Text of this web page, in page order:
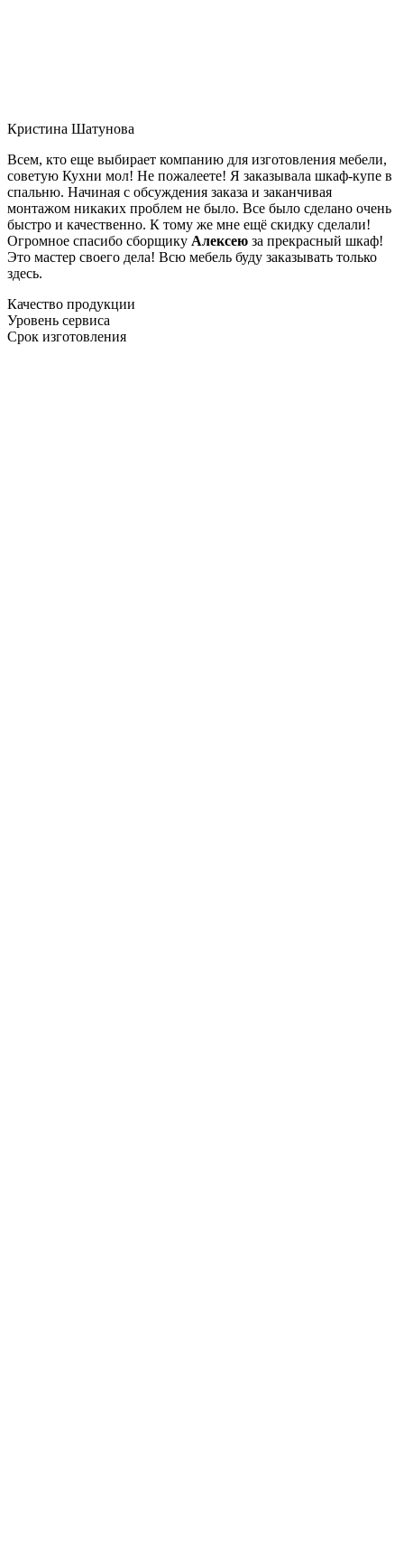
Кристина Шатунова
Всем, кто еще выбирает компанию для изготовления мебели,
советую Кухни мол! Не пожалеете! Я заказывала шкаф-купе в
спальню. Начиная с обсуждения заказа и заканчивая
монтажом никаких проблем не было. Все было сделано очень
быстро и качественно. К тому же мне ещё скидку сделали!
Огромное спасибо сборщику Алексею за прекрасный шкаф!
Это мастер своего дела! Всю мебель буду заказывать только
здесь.
Качество продукции
Уровень сервиса
Срок изготовления